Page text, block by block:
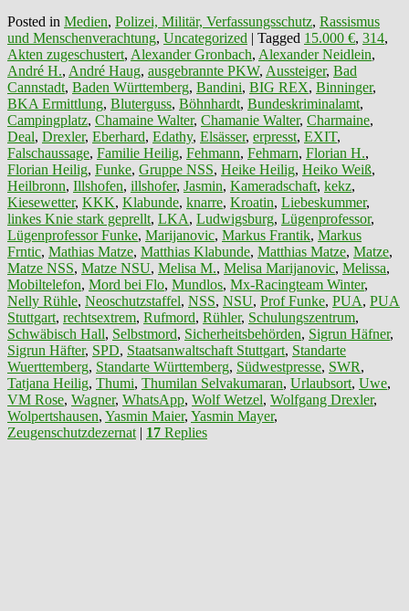
Posted in Medien, Polizei, Militär, Verfassungsschutz, Rassismus
und Menschenverachtung, Uncategorized | Tagged 15.000 €, 314,
Akten zugeschustert, Alexander Gronbach, Alexander Neidlein,
André H., André Haug, ausgebrannte PKW, Aussteiger, Bad
Cannstadt, Baden Württemberg, Bandini, BIG REX, Binninger,
BKA Ermittlung, Bluterguss, Böhnhardt, Bundeskriminalamt,
Campingplatz, Chamaine Walter, Chamanie Walter, Charmaine,
Deal, Drexler, Eberhard, Edathy, Elsässer, erpresst, EXIT,
Falschaussage, Familie Heilig, Fehmann, Fehmarn, Florian H.,
Florian Heilig, Funke, Gruppe NSS, Heike Heilig, Heiko Weiß,
Heilbronn, Illshofen, illshofer, Jasmin, Kameradschaft, kekz,
Kiesewetter, KKK, Klabunde, knarre, Kroatin, Liebeskummer,
linkes Knie stark geprellt, LKA, Ludwigsburg, Lügenprofessor,
Lügenprofessor Funke, Marijanovic, Markus Frantik, Markus
Frntic, Mathias Matze, Matthias Klabunde, Matthias Matze, Matze,
Matze NSS, Matze NSU, Melisa M., Melisa Marijanovic, Melissa,
Mobiltelefon, Mord bei Flo, Mundlos, Mx-Racingteam Winter,
Nelly Rühle, Neoschutzstaffel, NSS, NSU, Prof Funke, PUA, PUA
Stuttgart, rechtsextrem, Rufmord, Rühler, Schulungszentrum,
Schwäbisch Hall, Selbstmord, Sicherheitsbehörden, Sigrun Häfner,
Sigrun Häfter, SPD, Staatsanwaltschaft Stuttgart, Standarte
Wuerttemberg, Standarte Württemberg, Südwestpresse, SWR,
Tatjana Heilig, Thumi, Thumilan Selvakumaran, Urlaubsort, Uwe,
VM Rose, Wagner, WhatsApp, Wolf Wetzel, Wolfgang Drexler,
Wolpertshausen, Yasmin Maier, Yasmin Mayer,
Zeugenschutzdezernat | 17 Replies